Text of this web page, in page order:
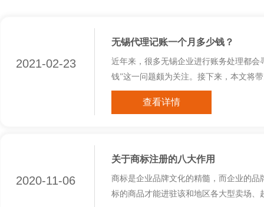
2021-02-23
无锡代理记账一个月多少钱？
近年来，很多无锡企业进行账务处理都
钱”这一问题颇为关注。接下来，本文将
查看详情
2020-11-06
关于商标注册的八大作用
商标是企业品牌文化的精髓，而企业的
标的商品才能进驻该和地区各大型卖场、